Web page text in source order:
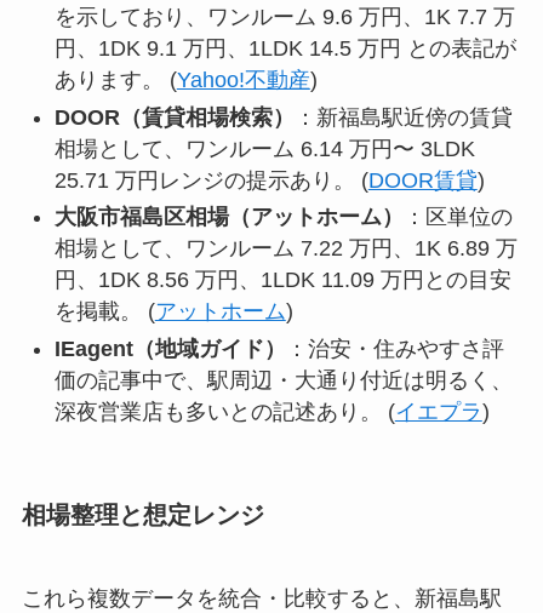
を示しており、ワンルーム 9.6 万円、1K 7.7 万
円、1DK 9.1 万円、1LDK 14.5 万円 との表記が
あります。 (Yahoo!不動産)
DOOR（賃貸相場検索）
：新福島駅近傍の賃貸
相場として、ワンルーム 6.14 万円〜 3LDK
25.71 万円レンジの提示あり。 (DOOR賃貸)
大阪市福島区相場（アットホーム）
：区単位の
相場として、ワンルーム 7.22 万円、1K 6.89 万
円、1DK 8.56 万円、1LDK 11.09 万円との目安
を掲載。 (アットホーム)
IEagent（地域ガイド）
：治安・住みやすさ評
価の記事中で、駅周辺・大通り付近は明るく、
深夜営業店も多いとの記述あり。 (イエプラ)
相場整理と想定レンジ
これら複数データを統合・比較すると、新福島駅